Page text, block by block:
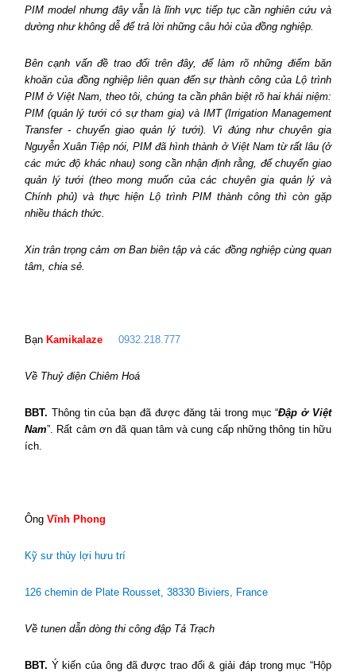
PIM model nhưng đây vẫn là lĩnh vực tiếp tục cần nghiên cứu và
dường như không dễ để trả lời những câu hỏi của đồng nghiệp.
Bên cạnh vấn đề trao đổi trên đây, để làm rõ những điểm băn
khoăn của đồng nghiệp liên quan đến sự thành công của Lộ trình
PIM ở Việt Nam, theo tôi, chúng ta cần phân biệt rõ hai khái niệm:
PIM (quản lý tưới có sự tham gia) và IMT (Irrigation Management
Transfer - chuyển giao quản lý tưới). Vì đúng như chuyên gia
Nguyễn Xuân Tiệp nói, PIM đã hình thành ở Việt Nam từ rất lâu (ở
các mức độ khác nhau) song cần nhận định rằng, để chuyển giao
quản lý tưới (theo mong muốn của các chuyên gia quản lý và
Chính phủ) và thực hiện Lộ trình PIM thành công thì còn gặp
nhiều thách thức.
Xin trân trọng cảm ơn Ban biên tập và các đồng nghiệp cùng quan
tâm, chia sẻ.
Bạn Kamikalaze 0932.218.777
Về Thuỷ điện Chiêm Hoá
BBT. Thông tin của bạn đã được đăng tải trong mục “Đập ở Việt
Nam”. Rất cảm ơn đã quan tâm và cung cấp những thông tin hữu
ích.
Ông Vĩnh Phong
Kỹ sư thủy lợi hưu trí
126 chemin de Plate Rousset, 38330 Biviers, France
Về tunen dẫn dòng thi công đập Tả Trạch
BBT. Ý kiến của ông đã được trao đổi & giải đáp trong mục “Hộp